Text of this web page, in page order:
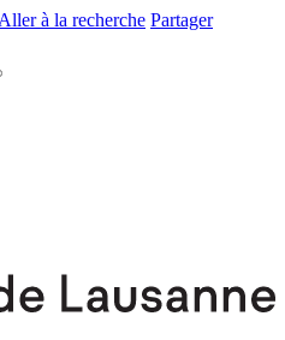
Aller à la recherche Partager